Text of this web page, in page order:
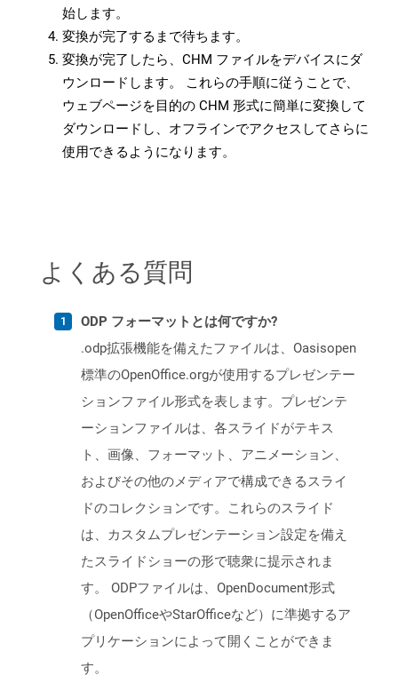
始します。
変換が完了するまで待ちます。
変換が完了したら、CHM ファイルをデバイスにダ
ウンロードします。 これらの手順に従うことで、
ウェブページを目的の CHM 形式に簡単に変換して
ダウンロードし、オフラインでアクセスしてさらに
使用できるようになります。
よくある質問
ODP フォーマットとは何ですか?
.odp拡張機能を備えたファイルは、Oasisopen
標準のOpenOffice.orgが使用するプレゼンテー
ションファイル形式を表します。プレゼンテ
ーションファイルは、各スライドがテキス
ト、画像、フォーマット、アニメーション、
およびその他のメディアで構成できるスライ
ドのコレクションです。これらのスライド
は、カスタムプレゼンテーション設定を備え
たスライドショーの形で聴衆に提示されま
す。 ODPファイルは、OpenDocument形式
（OpenOfficeやStarOfficeなど）に準拠するア
プリケーションによって開くことができま
す。